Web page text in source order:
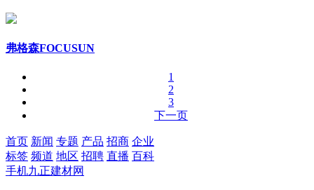
弗格森FOCUSUN
1
2
3
下一页
首页 新闻 专题 产品 招商 企业
标签 频道 地区 招聘 直播 百科
手机九正建材网